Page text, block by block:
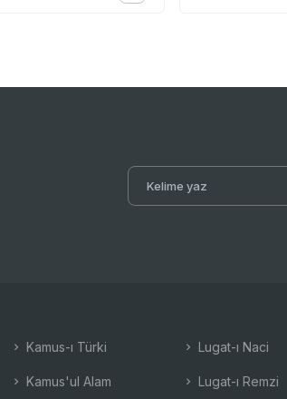
Kamus-ı Türki
Kamus'ul Alam
Lugat-ı Naci
Lugat-ı Remzi